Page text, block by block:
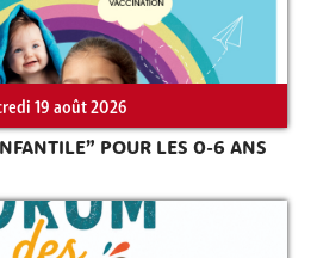
sur le site
19 août 2026
POUR LES 0-6 ANS